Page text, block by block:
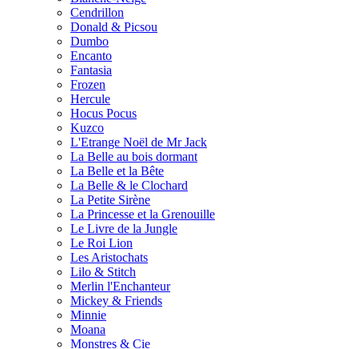
Cendrillon
Donald & Picsou
Dumbo
Encanto
Fantasia
Frozen
Hercule
Hocus Pocus
Kuzco
L'Etrange Noël de Mr Jack
La Belle au bois dormant
La Belle et la Bête
La Belle & le Clochard
La Petite Sirène
La Princesse et la Grenouille
Le Livre de la Jungle
Le Roi Lion
Les Aristochats
Lilo & Stitch
Merlin l'Enchanteur
Mickey & Friends
Minnie
Moana
Monstres & Cie